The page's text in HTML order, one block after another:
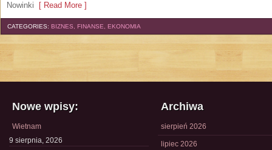
Nowinki [ Read More ]
CATEGORIES: BIZNES, FINANSE, EKONOMIA
Nowe wpisy:
Wietnam
9 sierpnia, 2026
Archiwa
sierpień 2026
lipiec 2026